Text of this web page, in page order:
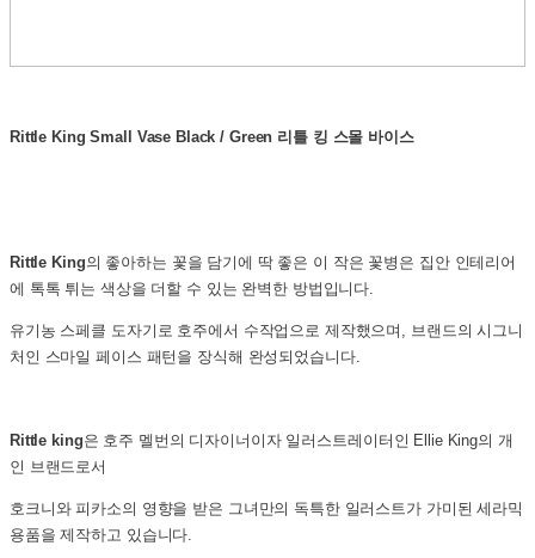
Rittle King Small Vase Black / Green 리틀 킹 스몰 바이스
Rittle King의 좋아하는 꽃을 담기에 딱 좋은 이 작은 꽃병은 집안 인테리어
에 톡톡 튀는 색상을 더할 수 있는 완벽한 방법입니다.
유기농 스페클 도자기로 호주에서 수작업으로 제작했으며, 브랜드의 시그니
처인 스마일 페이스 패턴을 장식해 완성되었습니다.
Rittle king은 호주 멜번의 디자이너이자 일러스트레이터인 Ellie King의 개
인 브랜드로서
호크니와 피카소의 영향을 받은 그녀만의 독특한 일러스트가 가미된 세라믹
용품을 제작하고 있습니다.